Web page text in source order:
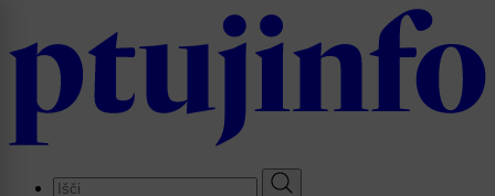
main